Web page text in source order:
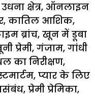
उधना क्षेत्र, ऑनलाइन
, कातिल आशिक,
ब्रांच, खून में डूबा
प्रेमी, गंजाम, गांधी
का निरीक्षण,
, प्यार के लिए
, प्रेमी प्रेमिका,